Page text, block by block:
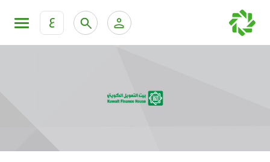
ع
KFH Online Corporate Banking Services
Cards